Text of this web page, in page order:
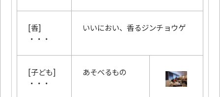
[香]
・・・
いいにおい、香るジンチョウゲ
[子ども]
・・・
あそべるもの